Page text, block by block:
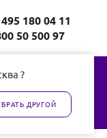
?
ДРУГОЙ
180 04 11
50 500 97